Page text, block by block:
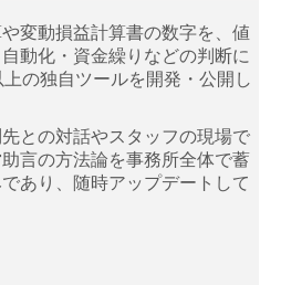
変動損益計算書の数字を、値
動化・資金繰りなどの判断に
の独自ツールを開発・公開し
との対話やスタッフの現場で
言の方法論を事務所全体で蓄
あり、随時アップデートして